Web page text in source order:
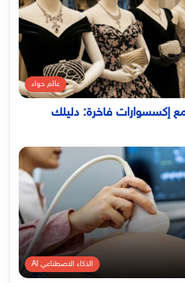
عالم حواء
إكسسوارات فاخرة: دليلك
الذكاء الاصطناعي AI